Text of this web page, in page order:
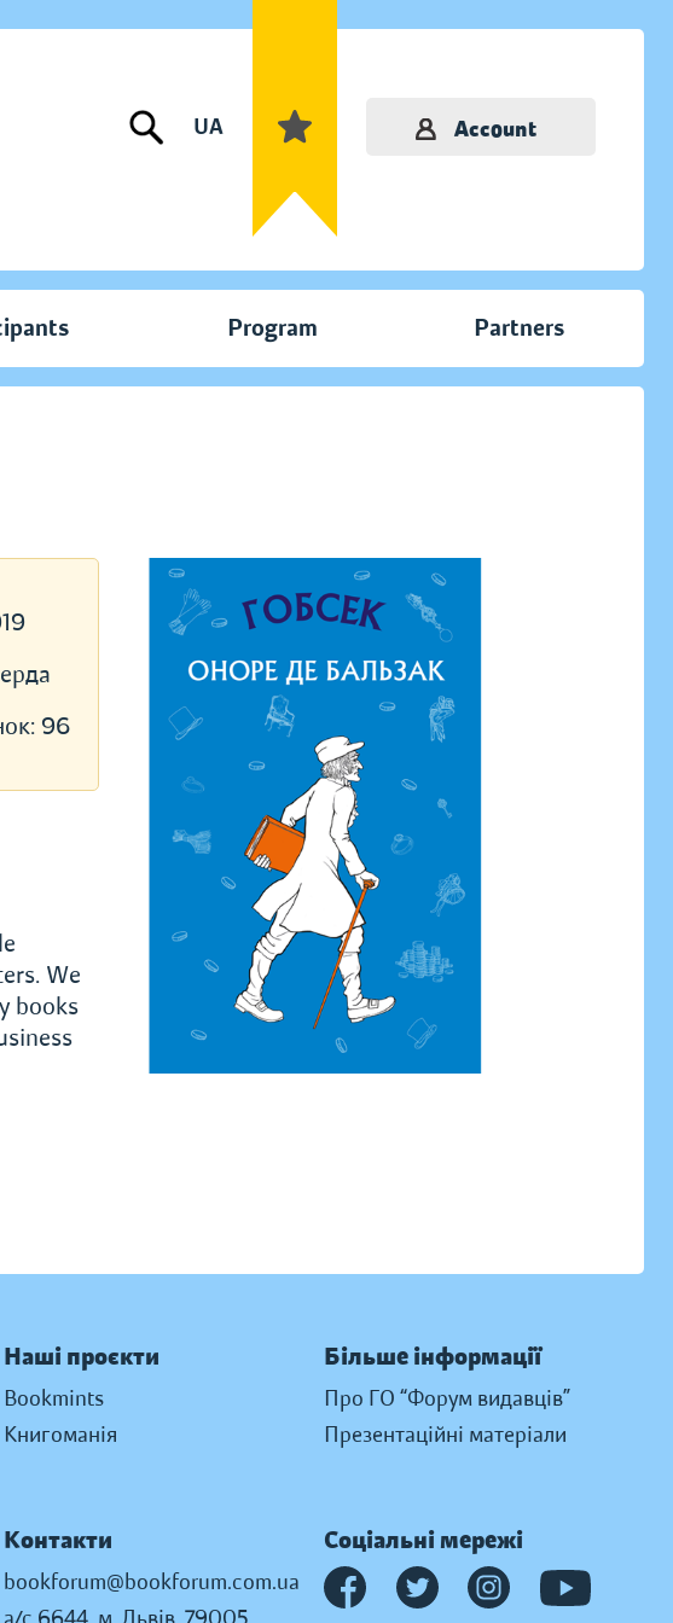
UA Account
Program Partners
96
We
books
Наші проєкти
Bookmints
Книгоманія
Більше інформації
Про ГО “Форум видавців”
Презентаційні матеріали
Контакти
bookforum@bookforum.com.ua
Соціальні мережі